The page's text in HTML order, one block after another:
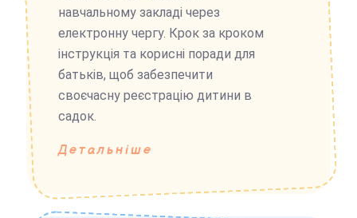
навчальному закладі через
електронну чергу. Крок за кроком
інструкція та корисні поради для
батьків, щоб забезпечити
своєчасну реєстрацію дитини в
садок.
Детальніше